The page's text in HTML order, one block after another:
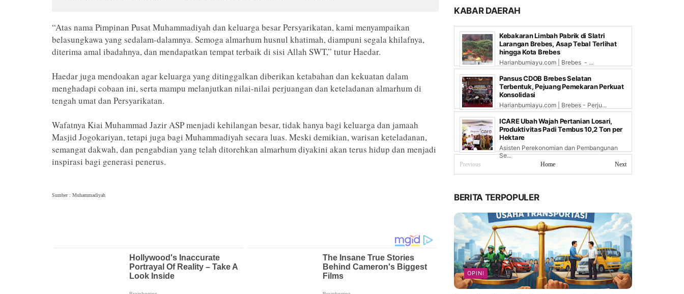
“Atas nama Pimpinan Pusat Muhammadiyah dan keluarga besar Persyarikatan, kami menyampaikan
belasungkawa yang sedalam-dalamnya. Semoga almarhum husnul khatimah, diampuni segala khilafnya,
diterima amal ibadahnya, dan mendapatkan tempat terbaik di sisi Allah SWT,” tutur Haedar.
Haedar juga mendoakan agar keluarga yang ditinggalkan diberikan ketabahan dan kekuatan dalam
menghadapi cobaan ini, serta mampu melanjutkan nilai-nilai perjuangan dan keteladanan almarhum di
tengah umat dan Persyarikatan.
Wafatnya Kiai Muhammad Jazir ASP menjadi kehilangan besar, tidak hanya bagi keluarga dan jamaah
Masjid Jogokariyan, tetapi juga bagi Muhammadiyah secara luas. Meski demikian, warisan keteladanan,
semangat dakwah, dan pengabdian yang telah ditorehkan almarhum diyakini akan terus hidup dan menjadi
inspirasi bagi generasi penerus.
Sumber : Muhammadiyah
KABAR DAERAH
Kebakaran Limbah Pabrik di Slatri
Larangan Brebes, Asap Tebal Terlihat
hingga Kota Brebes
Harianbumiayu.com | Brebes - ...
Pansus CDOB Brebes Selatan
Terbentuk, Pejuang Pemekaran Perkuat
Konsolidasi
Harianbumiayu.com | Brebes - Perju...
ICARE Ubah Wajah Pertanian Losari,
Produktivitas Padi Tembus 10,2 Ton per
Hektare
Asisten Perekonomian dan Pembangunan
Se...
Previous Next
Home
BERITA TERPOPULER
OPINI